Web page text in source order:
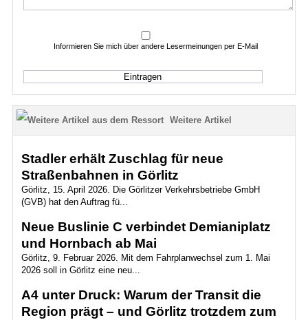
Informieren Sie mich über andere Lesermeinungen per E-Mail
Weitere Artikel
Stadler erhält Zuschlag für neue
Straßenbahnen in Görlitz
Görlitz, 15. April 2026. Die Görlitzer Verkehrsbetriebe GmbH
(GVB) hat den Auftrag fü...
Neue Buslinie C verbindet Demianiplatz
und Hornbach ab Mai
Görlitz, 9. Februar 2026. Mit dem Fahrplanwechsel zum 1. Mai
2026 soll in Görlitz eine neu...
A4 unter Druck: Warum der Transit die
Region prägt – und Görlitz trotzdem zum